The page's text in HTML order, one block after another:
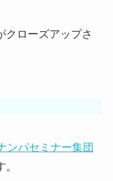
クローズアップさ
ンパセミナー集団